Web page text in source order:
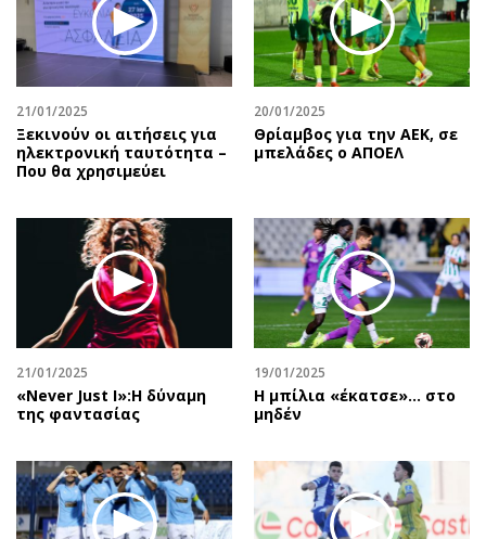
21/01/2025
Ξεκινούν οι αιτήσεις για
ηλεκτρονική ταυτότητα –
Που θα χρησιμεύει
20/01/2025
Θρίαμβος για την ΑΕΚ, σε
μπελάδες ο ΑΠΟΕΛ
21/01/2025
«Never Just I»:Η δύναμη
της φαντασίας
19/01/2025
Η μπίλια «έκατσε»… στο
μηδέν